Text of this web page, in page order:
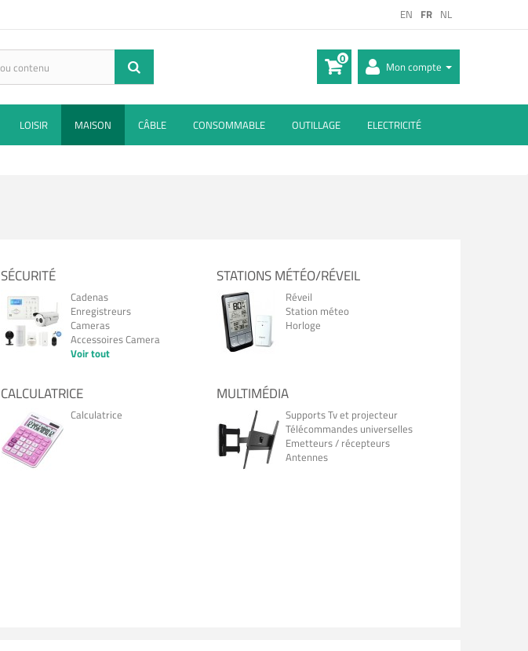
EN FR NL
Mon compte
0
LOISIR MAISON CÂBLE CONSOMMABLE OUTILLAGE ELECTRICITÉ
SÉCURITÉ
Cadenas
Enregistreurs
Cameras
Accessoires Camera
Voir tout
STATIONS MÉTÉO/RÉVEIL
Réveil
Station méteo
Horloge
CALCULATRICE
Calculatrice
MULTIMÉDIA
Supports Tv et projecteur
Télécommandes universelles
Emetteurs / récepteurs
Antennes